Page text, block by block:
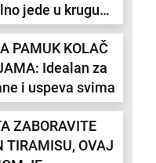
jede u krugu
današnji dan
PAMUK KOLAČ
Idealan za
i uspeva svima
ZABORAVITE
TIRAMISU, OVAJ